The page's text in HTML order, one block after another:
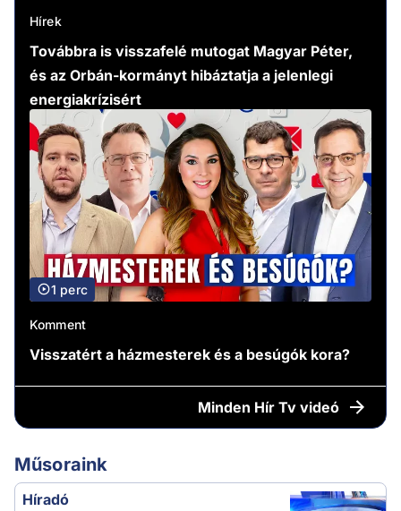
Hírek
Továbbra is visszafelé mutogat Magyar Péter,
és az Orbán-kormányt hibáztatja a jelenlegi
energiakrízisért
1 perc
Komment
Visszatért a házmesterek és a besúgók kora?
Minden Hír Tv videó
Műsoraink
Híradó